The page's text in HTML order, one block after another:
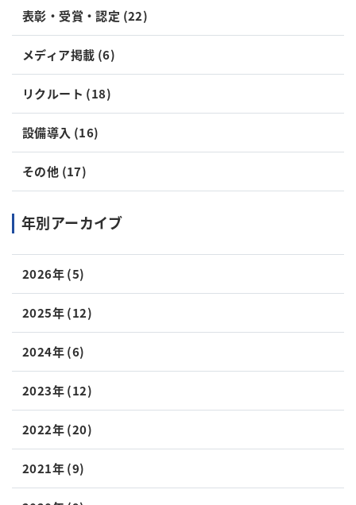
表彰・受賞・認定 (22)
メディア掲載 (6)
リクルート (18)
設備導入 (16)
その他 (17)
年別アーカイブ
2026年 (5)
2025年 (12)
2024年 (6)
2023年 (12)
2022年 (20)
2021年 (9)